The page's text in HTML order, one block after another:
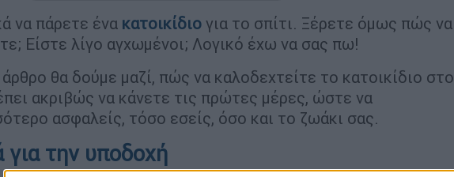
να πάρετε ένα κατοικίδιο για το σπίτι. Ξέρετε όμως πώς να
Είστε λίγο αγχωμένοι; Λογικό έχω να σας πω!
θα δούμε μαζί, πώς να καλοδεχτείτε το κατοικίδιο στο
ακριβώς να κάνετε τις πρώτες μέρες, ώστε να
ασφαλείς, τόσο εσείς, όσο και το ζωάκι σας.
για την υποδοχή